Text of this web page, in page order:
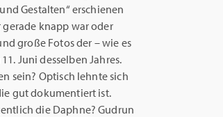
Gestalten“ erschienen
knapp war oder
große Fotos der – wie es
Juni desselben Jahres.
sein? Optisch lehnte sich
gut dokumentiert ist.
die Daphne? Gudrun